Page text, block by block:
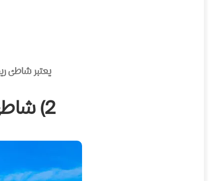
يعتبر شاطئ
2) شاطئ إيـمـيريتـينسكي (Imeretinsky Beach)